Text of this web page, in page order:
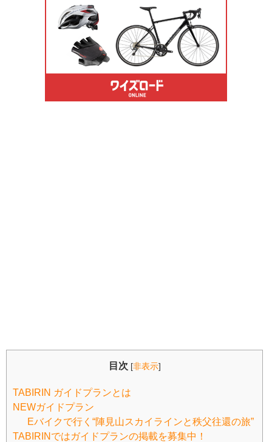
目次 [非表示]
TABIRIN ガイドプランとは
NEWガイドプラン
Eバイクで行く“陣見山スカイラインと秩父往還の旅”
TABIRINではガイドプランの掲載を募集中！